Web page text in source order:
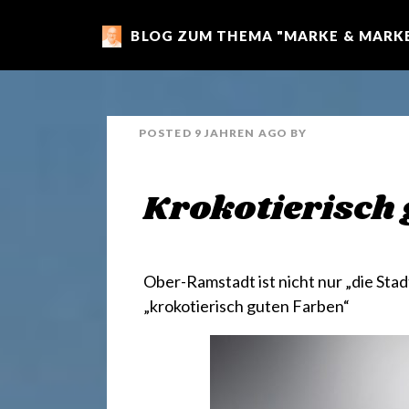
m
a
BLOG ZUM THEMA "MARKE &
POSTED 9 JAHREN AGO BY
Krokotierisch
Ober-Ramstadtist nicht nur „die
„krokotierisch guten Farben“